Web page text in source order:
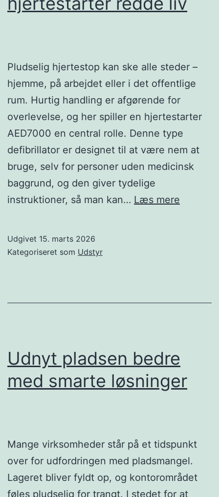
Pludselig hjertestop kan ske alle steder –
hjemme, på arbejdet eller i det offentlige
rum. Hurtig handling er afgørende for
overlevelse, og her spiller en hjertestarter
AED7000 en central rolle. Denne type
defibrillator er designet til at være nem at
bruge, selv for personer uden medicinsk
baggrund, og den giver tydelige
instruktioner, så man kan… Læs mere
Udgivet 15. marts 2026
Kategoriseret som Udstyr
Udnyt pladsen bedre
med smarte løsninger
Mange virksomheder står på et tidspunkt
over for udfordringen med pladsmangel.
Lageret bliver fyldt op, og kontorområdet
føles pludselig for trangt. I stedet for at